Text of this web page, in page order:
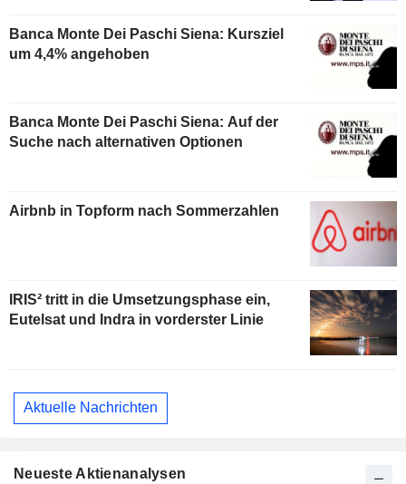
Banca Monte Dei Paschi Siena: Kursziel
um 4,4% angehoben
Banca Monte Dei Paschi Siena: Auf der
Suche nach alternativen Optionen
Airbnb in Topform nach Sommerzahlen
IRIS² tritt in die Umsetzungsphase ein,
Eutelsat und Indra in vorderster Linie
Aktuelle Nachrichten
Neueste Aktienanalysen